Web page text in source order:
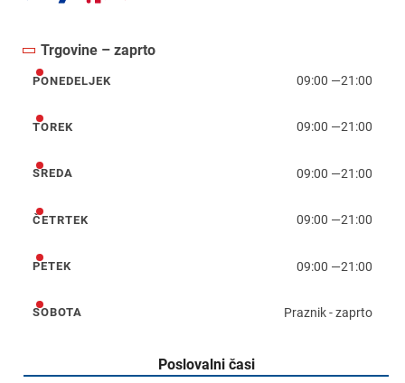
Trgovine – zaprto
ponedeljek
PONEDELJEK 09:00 —21:00
torek
TOREK 09:00 —21:00
sreda
SREDA 09:00 —21:00
četrtek
ČETRTEK 09:00 —21:00
petek
PETEK 09:00 —21:00
sobota
SOBOTA Praznik - zaprto
Poslovalni časi